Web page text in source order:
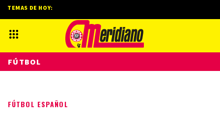
FÚTBOL ESPAÑOL
TEMAS DE HOY:
FÚTBOL